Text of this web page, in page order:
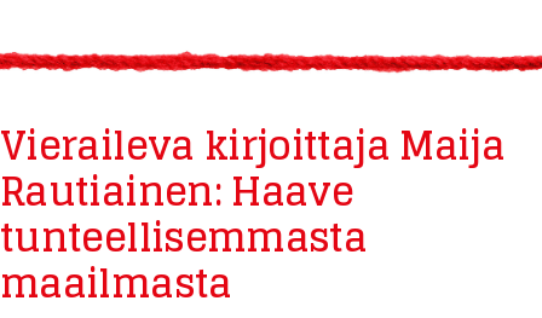
Vieraileva kirjoittaja Maija
Rautiainen: Haave
tunteellisemmasta
maailmasta
TARINALLISTAMINEN
TARINAKONE
ASIAKKAAT
YHTEYSTIEDOT
IN ENGLISH